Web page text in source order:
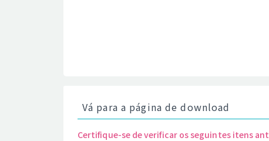
Vá para a página de download
Certifique-se de verificar os seguintes itens